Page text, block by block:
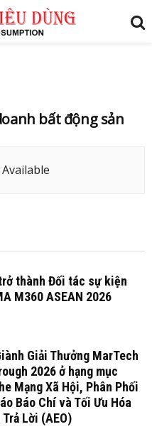
bất động sản
thành Đối tác sự kiện
M360 ASEAN 2026
Giải Thưởng MarTech
2026 ở hạng mục
Mạng Xã Hội, Phân Phối
Báo Chí và Tối Ưu Hóa
Trả Lời (AEO)